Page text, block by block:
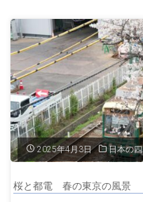
東
京
の
夏
の
池
上
本
門
寺
と
2025年4月3日 日本の
桜と都電 春の東京の風景